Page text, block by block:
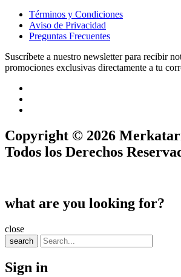
Términos y Condiciones
Aviso de Privacidad
Preguntas Frecuentes
Suscríbete a nuestro newsletter para recibir
promociones exclusivas directamente a tu
Copyright © 2026
Todos los Derechos
what are you looking for?
close
search
Sign in